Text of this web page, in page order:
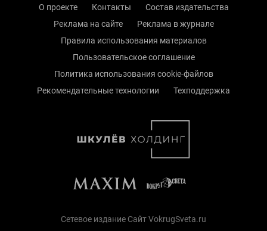
О проекте Контакты
Состав издательства
Реклама на сайте
Реклама в журнале
Правила использования материалов
Пользовательское соглашение
Политика использования cookie-файлов
Рекомендательные технологии
Техподдержка
Сетевое издание Сайт VokrugSveta.ru